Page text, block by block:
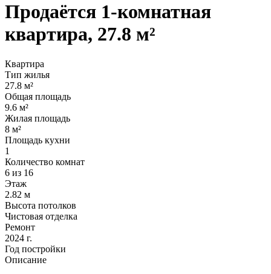
Продаётся 1-комнатная
квартира, 27.8 м²
Квартира
Тип жилья
27.8 м²
Общая площадь
9.6 м²
Жилая площадь
8 м²
Площадь кухни
1
Количество комнат
6 из 16
Этаж
2.82 м
Высота потолков
Чистовая отделка
Ремонт
2024 г.
Год постройки
Описание